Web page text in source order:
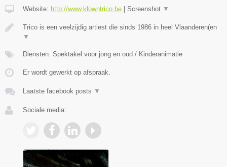
Website: http://www.klowntrico.be Screenshot ▼
Trico is een veelzijdig artiest die sinds 1986 in heel Vlaanderen(en
▼
Diensten: Spektakel voor jong en oud / Kinderanimatie
Er wordt gewerkt op afspraak.
Laatste facebook posts ▼
Sociale media: